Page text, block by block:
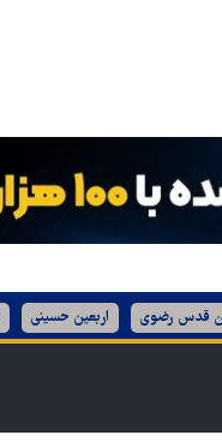
قدس رضوی اربعین حسینی